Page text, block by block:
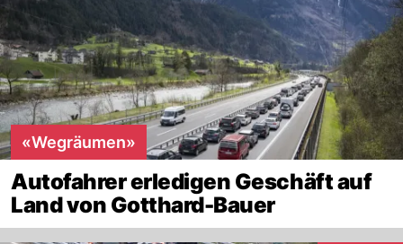
«Wegräumen»
Autofahrer erledigen Geschäft auf
Land von Gotthard-Bauer